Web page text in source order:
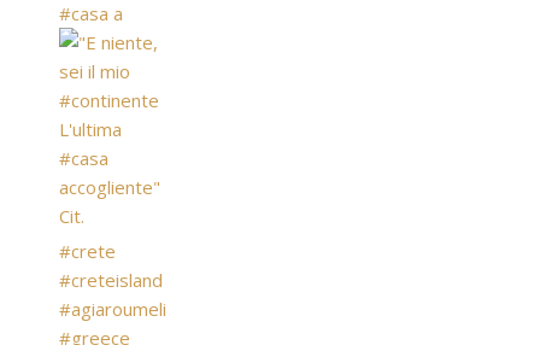
#casa a
#crete
#creteisland
#agiaroumeli
#greece